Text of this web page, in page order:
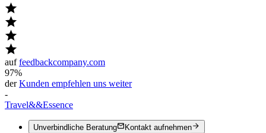
auffeedbackcompany.com
97%
derKunden empfehlen uns weiter
-
Travel&&Essence
Unverbindliche Beratung
Kontakt aufnehmen